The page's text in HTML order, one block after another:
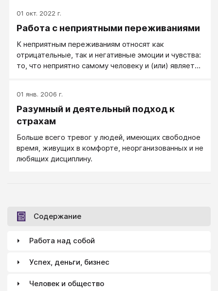
01 окт. 2022 г.
Работа с неприятными переживаниями
К неприятным переживаниям относят как
отрицательные, так и негативные эмоции и чувства:
то, что неприятно самому человеку и (или) является
дальнейшем мы будем вместо "неприятных"
переживаний писать "негативные" переживания.
01 янв. 2006 г.
Разумный и деятельный подход к
страхам
Больше всего тревог у людей, имеющих свободное
время, живущих в комфорте, неорганизованных и не
любящих дисциплину.
Содержание
Работа над собой
Успех, деньги, бизнес
Человек и общество